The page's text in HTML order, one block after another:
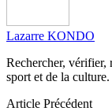
Lazarre KONDO
Rechercher, vérifier,
sport et de la culture.
Article Précédent